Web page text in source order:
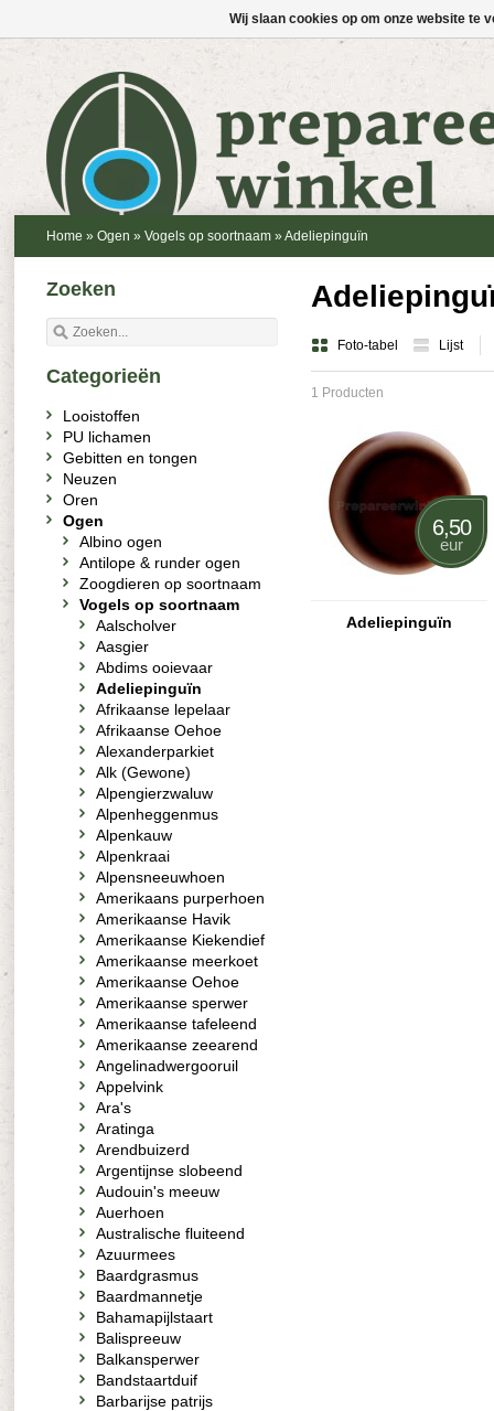
Home » Ogen » Vogels op soortnaam » Adeliepinguïn
Foto-tabel Lijst
1 Producten
6,50
eur
Adeliepinguïn
Zoeken
Categorieën
Looistoffen
PU lichamen
Gebitten en tongen
Neuzen
Oren
Ogen
Albino ogen
Antilope & runder ogen
Zoogdieren op soortnaam
Vogels op soortnaam
Aalscholver
Aasgier
Abdims ooievaar
Adeliepinguïn
Afrikaanse lepelaar
Afrikaanse Oehoe
Alexanderparkiet
Alk (Gewone)
Alpengierzwaluw
Alpenheggenmus
Alpenkauw
Alpenkraai
Alpensneeuwhoen
Amerikaans purperhoen
Amerikaanse Havik
Amerikaanse Kiekendief
Amerikaanse meerkoet
Amerikaanse Oehoe
Amerikaanse sperwer
Amerikaanse tafeleend
Amerikaanse zeearend
Angelinadwergooruil
Appelvink
Ara's
Aratinga
Arendbuizerd
Argentijnse slobeend
Audouin's meeuw
Auerhoen
Australische fluiteend
Azuurmees
Baardgrasmus
Baardmannetje
Bahamapijlstaart
Balispreeuw
Balkansperwer
Bandstaartduif
Barbarijse patrijs
Wij slaan cookies op om onze website te